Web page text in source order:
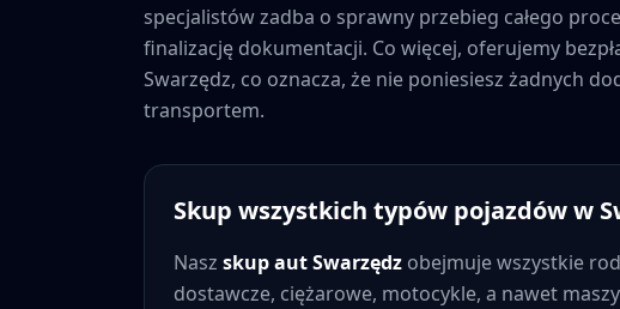
specjalistów zadba o sprawny przebieg całego
finalizację dokumentacji. Co więcej, oferujemy
Swarzędz, co oznacza, że nie poniesiesz żadnych
transportem.
Skup wszystkich typów pojazdów w
Nasz skup autSwarzędz obejmuje wszystkie
dostawcze, ciężarowe, motocykle, a nawet